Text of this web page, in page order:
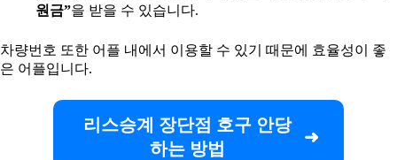
원금”을 받을 수 있습니다.
차량번호 또한 어플 내에서 이용할 수 있기 때문에 효율성이 좋
은 어플입니다.
리스승계 장단점 호구 안당
하는 방법